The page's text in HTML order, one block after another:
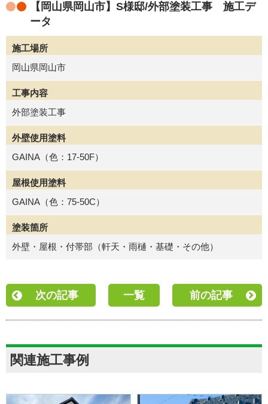
【岡山県岡山市】S様邸/外部塗装工事 施工デ
ータ
施工場所
岡山県岡山市
工事内容
外部塗装工事
外壁使用塗料
GAINA（色：17-50F）
屋根使用塗料
GAINA（色：75-50C）
塗装箇所
外壁・屋根・付帯部（軒天・雨樋・基礎・その他）
次の記事 一覧 前の記事
関連施工事例